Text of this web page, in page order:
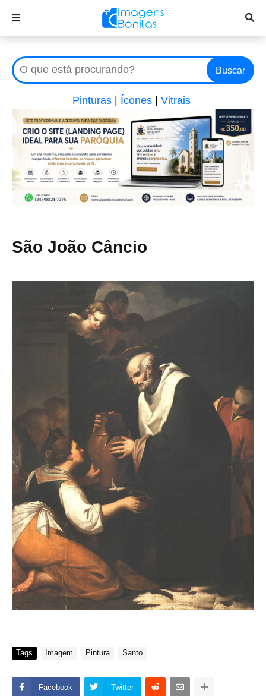
Buscar
Pinturas Ícones Vitrais
São João Câncio
Tags Imagem Pintura Santo
Facebook Twitter